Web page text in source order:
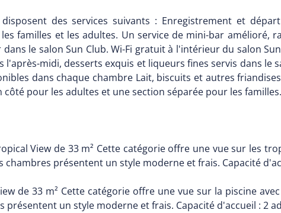
des services suivants : Enregistrement et
familles et les adultes. Un service de mini-bar amélioré,
le salon Sun Club. Wi-Fi gratuit à l'intérieur du salon
midi, desserts exquis et liqueurs fines servis dans le
dans chaque chambre Lait, biscuits et autres
pour les adultes et une section séparée pour les familles.
View de 33 m² Cette catégorie offre une vue sur les
présentent un style moderne et frais. Capacité
de 33 m² Cette catégorie offre une vue sur la piscine
un style moderne et frais. Capacité d'accueil : 2